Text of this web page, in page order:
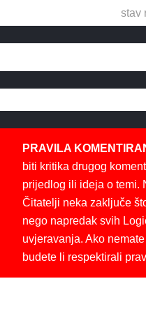
stav
PRAVILA
biti kritika drugog
prijedlog ili ideja o temi.
Čitatelji neka zaključe
nego napredak svih
uvjeravanja. Ako
budete li respektirali